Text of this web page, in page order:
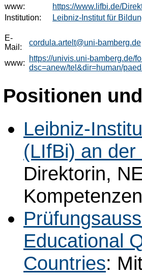
www:
https://www.lifbi.de/
Institution:
Leibniz-Institut für
E-
Mail:
cordula.artelt@uni-bamberg.de
www:
https://univis.uni-bamberg.de/
dsc=anew/tel&dir=human/
Positionen
Leibniz-
(LIfBi) an
Direktorin,
Educational
Countries: